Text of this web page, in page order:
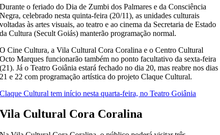
Durante o feriado do Dia de Zumbi dos Palmares e da Consciência
Negra, celebrado nesta quinta-feira (20/11), as unidades culturais
voltadas às artes visuais, ao teatro e ao cinema da Secretaria de Estado
da Cultura (Secult Goiás) manterão programação normal.
O Cine Cultura, a Vila Cultural Cora Coralina e o Centro Cultural
Octo Marques funcionarão também no ponto facultativo da sexta-feira
(21). Já o Teatro Goiânia estará fechado no dia 20, mas reabre nos dias
21 e 22 com programação artística do projeto Claque Cultural.
Claque Cultural tem início nesta quarta-feira, no Teatro Goiânia
Vila Cultural Cora Coralina